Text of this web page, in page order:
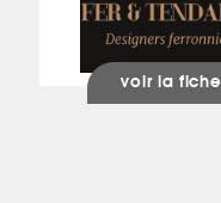
voir la fiche